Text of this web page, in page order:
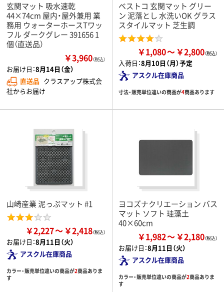
玄関マット 吸水速乾
44×74cm 屋内・屋外兼用 業
務用 ウォーターホースTワッ
フル ダークグレー 391656 1
個（直送品）
￥3,960（税込）
お届け日：8月14日（金）
直送品 クラスアップ株式会
社からお届け
ベストコ 玄関マット グリー
ン 泥落とし 水洗いOK グラス
スタイルマット 芝生調
￥1,080 ￥2,800
入荷日：8月10日（月）予定
アスクル在庫商品
寸法・販売単位違いの商品が4商品あります
山崎産業 泥っぷマット #1
￥2,227 ￥2,418
お届け日：8月11日（火）
アスクル在庫商品
カラー・販売単位違いの商品が2商品ありま
す
ヨコズナクリエーション バス
マット ソフト 珪藻土
40×60cm
￥1,982 ￥2,180
お届け日：8月11日（火）
アスクル在庫商品
カラー・販売単位違いの商品が2商品ありま
す